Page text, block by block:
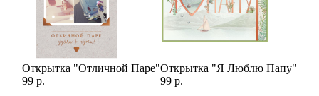
Открытка "Отличной Паре"
99 р.
Открытка "Я Люблю Папу"
99 р.